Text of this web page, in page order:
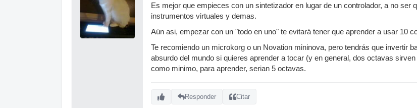
Es mejor que empieces con un sintetizador en lugar de un controlador, a no ser
instrumentos virtuales y demas.
Aún asi, empezar con un "todo en uno" te evitará tener que aprender a usar 10
Te recomiendo un microkorg o un Novation mininova, pero tendrás que invertir
absurdo del mundo si quieres aprender a tocar (y en general, dos octavas
como minimo, para aprender, serian 5 octavas.
Responder Citar